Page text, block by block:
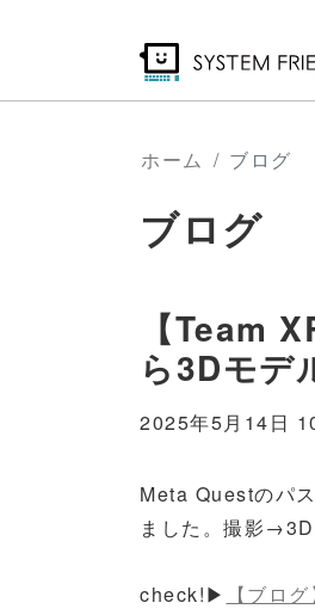
ホーム ブログ
ブログ
【Team
ら3Dモデ
2025年5月14日
Meta Questのパ
ました。撮影→3D
check!▶ 【ブロ